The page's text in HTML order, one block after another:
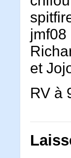
jmf08
et
RV à